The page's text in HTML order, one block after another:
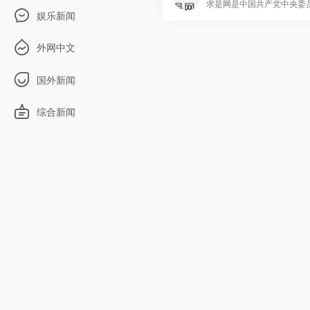
娱乐新闻
外网中文
国外新闻
综合新闻
求是网是中国共产党中央委